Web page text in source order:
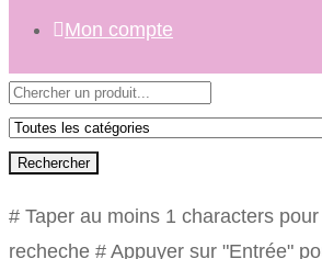
Mon compte
Rechercher
# Taper au moins 1 characters
recheche # Appuyer sur "Entrée"